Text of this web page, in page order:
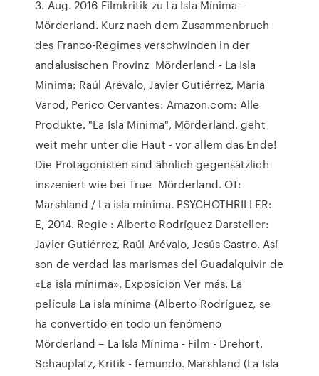
3. Aug. 2016 Filmkritik zu La Isla Mínima –
Mörderland. Kurz nach dem Zusammenbruch
des Franco-Regimes verschwinden in der
andalusischen Provinz Mörderland - La Isla
Minima: Raúl Arévalo, Javier Gutiérrez, Maria
Varod, Perico Cervantes: Amazon.com: Alle
Produkte. "La Isla Minima", Mörderland, geht
weit mehr unter die Haut - vor allem das Ende!
Die Protagonisten sind ähnlich gegensätzlich
inszeniert wie bei True Mörderland. OT:
Marshland / La isla mínima. PSYCHOTHRILLER:
E, 2014. Regie : Alberto Rodríguez Darsteller:
Javier Gutiérrez, Raúl Arévalo, Jesús Castro. Así
son de verdad las marismas del Guadalquivir de
«La isla mínima». Exposicion Ver más. La
película La isla mínima (Alberto Rodríguez, se
ha convertido en todo un fenómeno
Mörderland – La Isla Mínima - Film - Drehort,
Schauplatz, Kritik - femundo. Marshland (La Isla